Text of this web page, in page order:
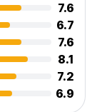
7.6
6.7
7.6
8.1
7.2
6.9